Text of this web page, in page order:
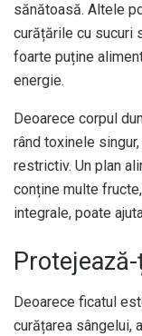
sănătoasă. Altele
curățările cu sucuri
foarte puține
energie.
Deoarece corpul
rând toxinele
restrictiv. Un plan
conține multe
integrale, poate
Deoarece ficatul
curățarea sângelui,